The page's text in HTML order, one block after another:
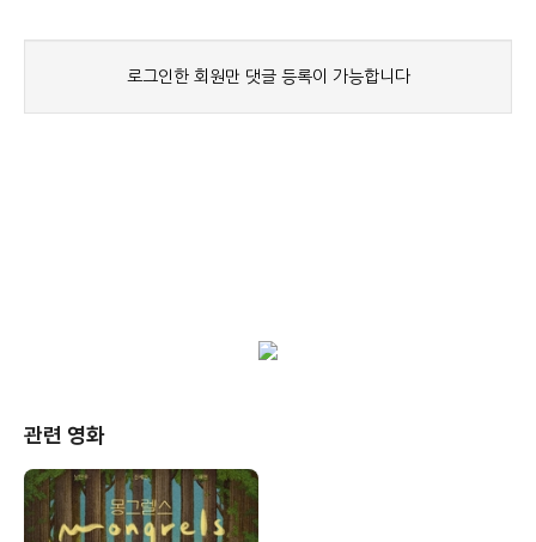
관련 영화